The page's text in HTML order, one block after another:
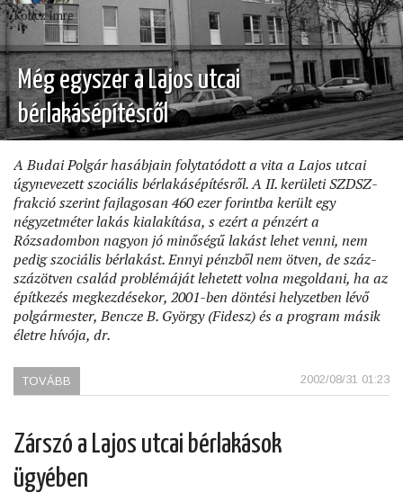
Még egyszer a Lajos utcai
bérlakásépítésről
Koncz Imre
A Budai Polgár hasábjain folytatódott a vita a Lajos utcai
úgynevezett szociális bérlakásépítésről. A II. kerületi SZDSZ-
frakció szerint fajlagosan 460 ezer forintba került egy
négyzetméter lakás kialakítása, s ezért a pénzért a
Rózsadombon nagyon jó minőségű lakást lehet venni, nem
pedig szociális bérlakást. Ennyi pénzből nem ötven, de száz-
százötven család problémáját lehetett volna megoldani, ha az
építkezés megkezdésekor, 2001-ben döntési helyzetben lévő
polgármester, Bencze B. György (Fidesz) és a program másik
életre hívója, dr.
2002/08/31 01:23
TOVÁBB
EGYSZER
UTCAI
BÉRLAKÁSÉPÍTÉSRŐL)
Zárszó a Lajos utcai bérlakások
ügyében